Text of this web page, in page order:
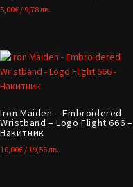
5,00€ / 9,78 лв.
Iron Maiden – Embroidered
Wristband – Logo Flight 666 –
Накитник
10,00€ / 19,56 лв.